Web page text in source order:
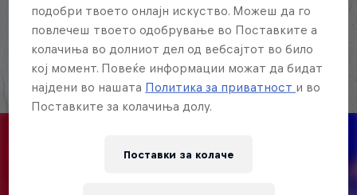
Explora la Galaxia de Red Bull Batalla
подобри твоето онлајн искуство. Можеш да го
повлечеш твоето одобрување во Поставките а
колачиња во долниот дел од вебсајтот во било
кој момент. Повеќе информации можат да бидат
најдени во нашата Политика за приватност и во
Поставките за колачиња долу.
Поставки за колачe